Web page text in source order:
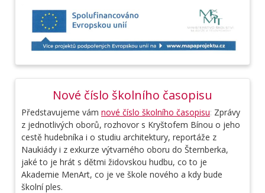
Nové číslo školního časopisu
Představujeme vám nové číslo školního časopisu: Zprávy
z jednotlivých oborů, rozhovor s Kryštofem Bínou o jeho
cestě hudebníka i o studiu architektury, reportáže z
Naukiády i z exkurze výtvarného oboru do Šternberka,
jaké to je hrát s dětmi židovskou hudbu, co to je
Akademie MenArt, co je ve škole nového a kdy bude
školní ples.